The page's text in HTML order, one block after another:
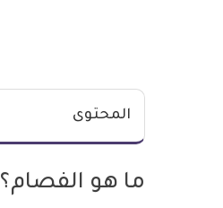
المحتوى
ما هو الفصام؟